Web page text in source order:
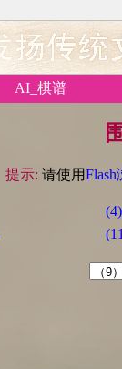
AI_棋谱
提示: 请使用Flash